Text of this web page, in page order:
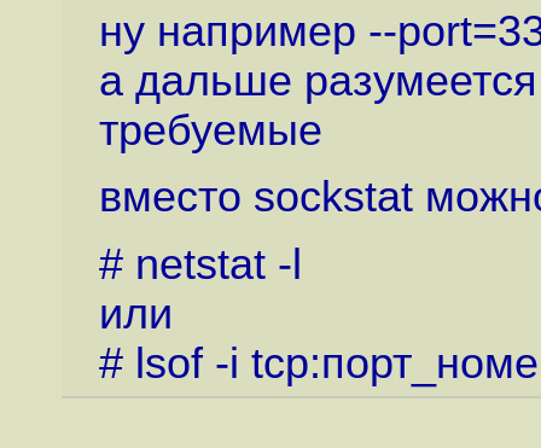
ну например --
а дальше
требуемые
вместо sockstat
# netstat -l
или
# lsof -i